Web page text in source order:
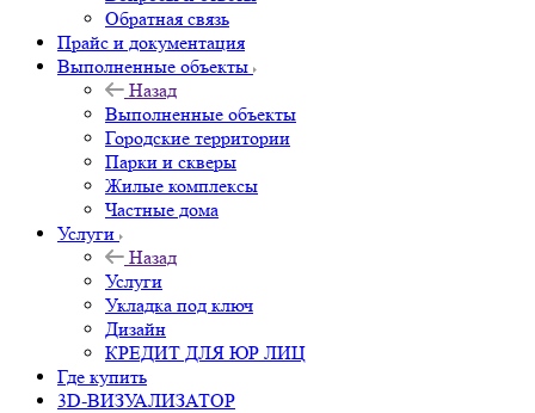
Обратная связь
Прайс и документация
Выполненные объекты
Назад
Выполненные объекты
Городские территории
Парки и скверы
Жилые комплексы
Частные дома
Услуги
Назад
Услуги
Укладка под ключ
Дизайн
КРЕДИТ ДЛЯ ЮР ЛИЦ
Где купить
3D-ВИЗУАЛИЗАТОР